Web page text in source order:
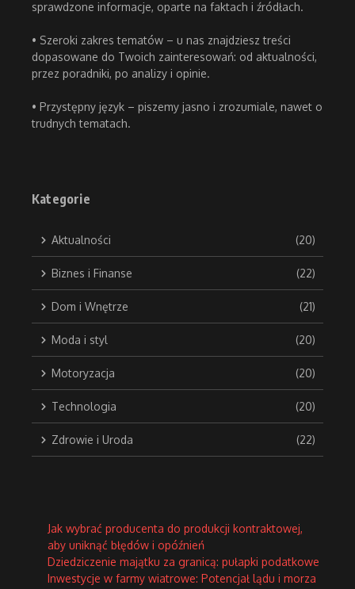
sprawdzone informacje, oparte na faktach i źródłach.
• Szeroki zakres tematów – u nas znajdziesz treści
dopasowane do Twoich zainteresowań: od aktualności,
przez poradniki, po analizy i opinie.
• Przystępny język – piszemy jasno i zrozumiale, nawet o
trudnych tematach.
Kategorie
Aktualności (20)
Biznes i Finanse (22)
Dom i Wnętrze (21)
Moda i styl (20)
Motoryzacja (20)
Technologia (20)
Zdrowie i Uroda (22)
Jak wybrać producenta do produkcji kontraktowej,
aby uniknąć błędów i opóźnień
Dziedziczenie majątku za granicą: pułapki podatkowe
Inwestycje w farmy wiatrowe: Potencjał lądu i morza